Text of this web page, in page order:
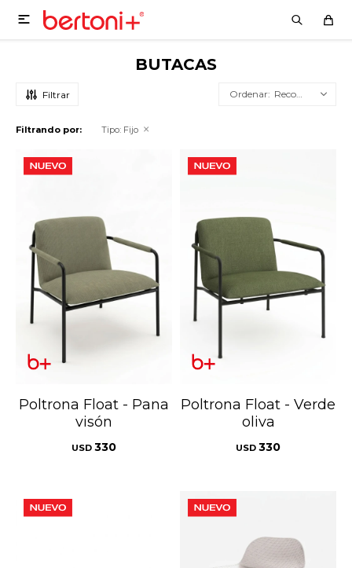

BUTACAS
Recomendados
Filtrando por: Tipo: Fijo
Poltrona Float - Pana
visón
USD 330
Poltrona Float - Verde
oliva
USD 330